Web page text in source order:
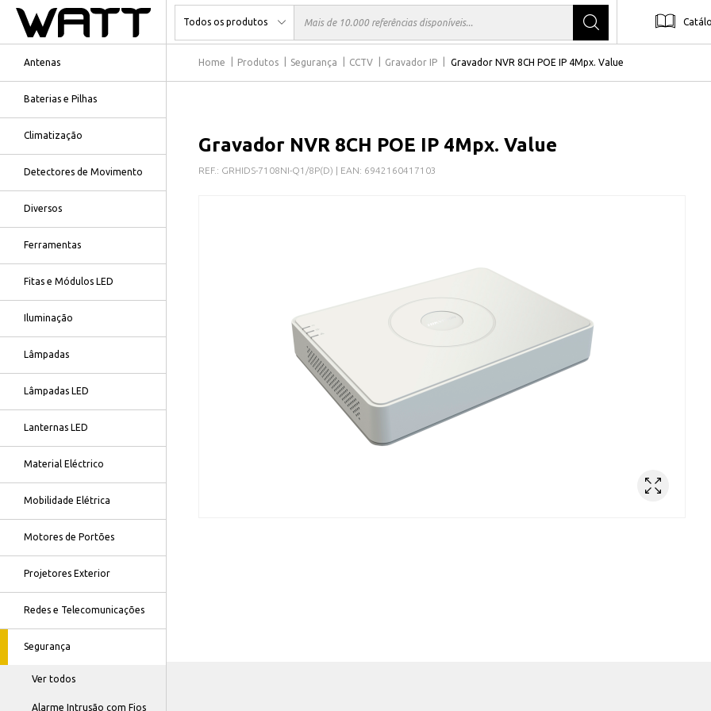
Antenas
Baterias e Pilhas
Climatização
Detectores de Movimento
Diversos
Ferramentas
Fitas e Módulos LED
Iluminação
Lâmpadas
Lâmpadas LED
Lanternas LED
Material Eléctrico
Mobilidade Elétrica
Motores de Portões
Projetores Exterior
Redes e Telecomunicações
Segurança
Ver todos
Alarme Intrusão com Fios
Home Produtos Segurança CCTV Gravador IP Gravador NVR 8CH POE IP 4Mpx. Value
Gravador NVR 8CH POE IP 4Mpx. Value
REF.: GRHIDS-7108NI-Q1/8P(D) | EAN: 6942160417103